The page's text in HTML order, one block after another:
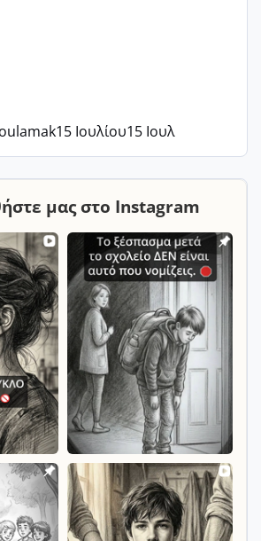
15 Ιουλίου15 Ιουλ
μας στο Instagram